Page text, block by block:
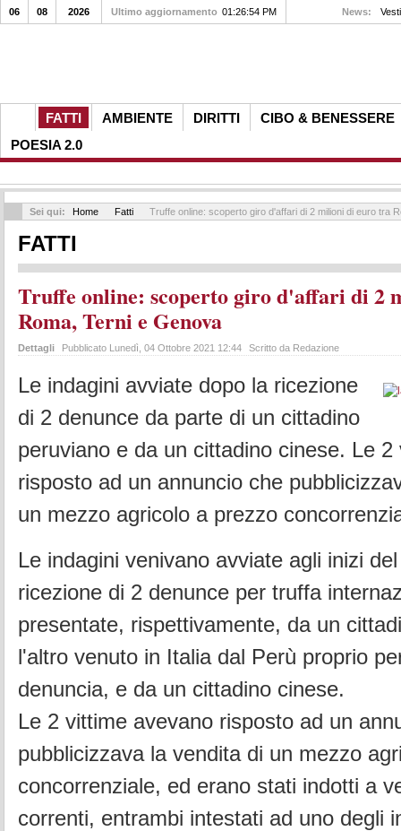
FATTI AMBIENTE DIRITTI
CIBO & BENESSERE
POESIA 2.0
06 08 2026 Ultimo aggiornamento 01:26:54 PM News:
Sei qui: Home Fatti Truffe online: scoperto giro d'affari di 2 milioni di euro tra
FATTI
Truffe online: scoperto giro d'affari di 2
Roma, Terni e Genova
Dettagli Pubblicato Lunedì, 04 Ottobre 2021 12:44 Scritto da Redazione
Le indagini avviate dopo la ricezione
di 2 denunce da parte di un cittadino
peruviano e da un cittadino cinese. Le
risposto ad un annuncio che
un mezzo agricolo a prezzo
Le indagini venivano avviate agli inizi
ricezione di 2 denunce per truffa
presentate, rispettivamente, da un
l'altro venuto in Italia dal Perù proprio
denuncia, e da un cittadino cinese.
Le 2 vittime avevano risposto ad un
pubblicizzava la vendita di un mezzo
concorrenziale, ed erano stati indotti a
correnti, entrambi intestati ad uno degli